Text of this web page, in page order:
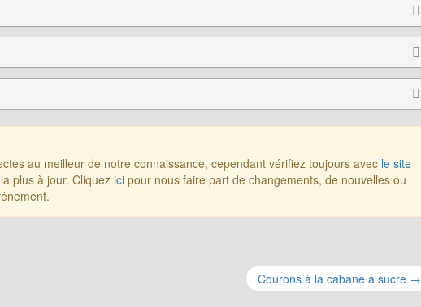
au meilleur de notre connaissance, cependant vérifiez toujours avec le site
plus à jour. Cliquez ici pour nous faire part de changements, de nouvelles ou
Courons à la cabane à sucre →